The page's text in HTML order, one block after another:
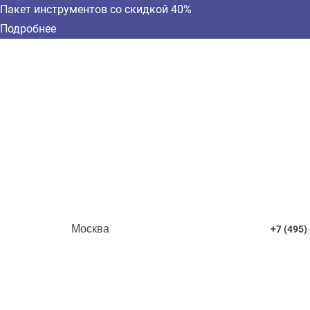
Пакет инструментов со скидкой 40%
Подробнее
Москва +7 (495)